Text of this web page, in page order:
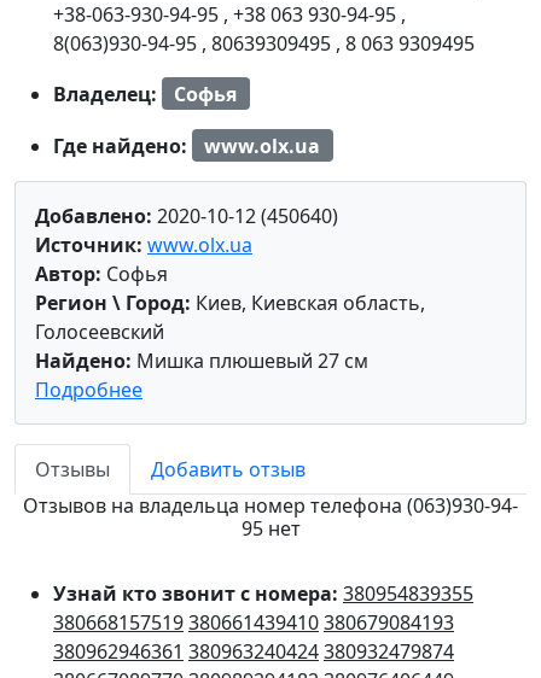
+38-063-930-94-95 , +38 063 930-94-95 ,
8(063)930-94-95 , 80639309495 , 8 063 9309495
Владелец:
Софья
Где найдено:
www.olx.ua
Добавлено: 2020-10-12 (450640)
Источник: www.olx.ua
Автор: Софья
Регион \ Город: Киев, Киевская область,
Голосеевский
Найдено: Мишка плюшевый 27 см
Подробнее
Отзывы
Добавить отзыв
Отзывов на владельца номер телефона (063)930-94-
95 нет
Узнай кто звонит с номера: 380954839355
380668157519380661439410380679084193
380962946361 380963240424380932479874